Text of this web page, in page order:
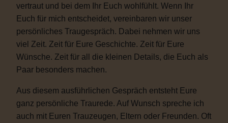
vertraut und bei dem Ihr Euch wohlfühlt. Wenn Ihr
Euch für mich entscheidet, vereinbaren wir unser
persönliches Traugespräch. Dabei nehmen wir uns
viel Zeit. Zeit für Eure Geschichte. Zeit für Eure
Wünsche. Zeit für all die kleinen Details, die Euch als
Paar besonders machen.
Aus diesem ausführlichen Gespräch entsteht Eure
ganz persönliche Traurede. Auf Wunsch spreche ich
auch mit Euren Trauzeugen, Eltern oder Freunden. Oft